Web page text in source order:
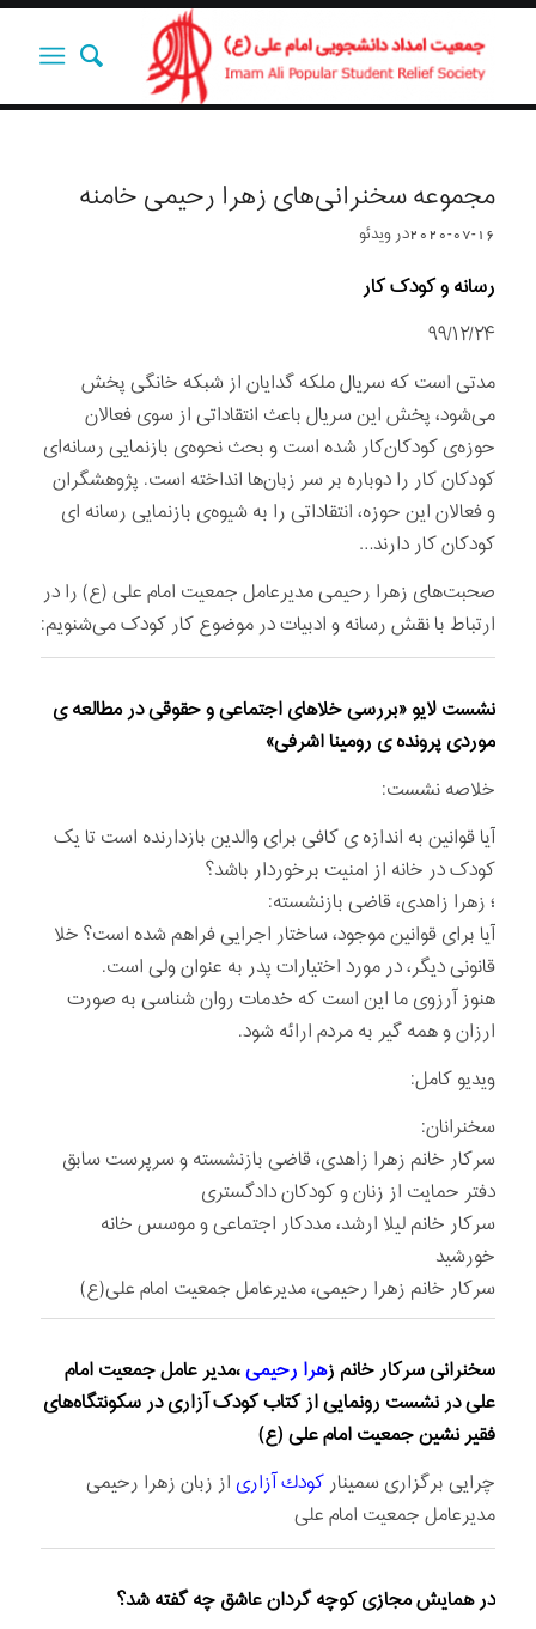
مجموعه سخنرانی‌های زهرا رحیمی خامنه
2020-07-16درویدئو
رسانه و کودک کار
۹۹/۱۲/۲۴
مدتی است که سریال ملکه گدایان از شبکه خانگی پخش
می‌شود، پخش این سریال باعث انتقاداتی از سوی فعالان
حوزه‌ی کودکان‌کار شده است و بحث نحوه‌ی بازنمایی رسانه‌ای
کودکان کار را دوباره بر سر زبان‌ها انداخته است. پژوهشگران
و فعالان این حوزه، انتقاداتی را به شیوه‌ی بازنمایی رسانه ای
کودکان کار دارند…
صحبت‌های زهرا رحیمی مدیرعامل جمعیت امام علی (ع) را در
ارتباط با نقش رسانه و ادبیات در موضوع کار کودک می‌شنویم:
نشست لایو «بررسی خلاهای اجتماعی و حقوقی در مطالعه ی
موردی پرونده ی رومینا اشرفی»
خلاصه نشست:
آیا قوانین به اندازه ی کافی برای والدین بازدارنده است تا یک
کودک در خانه از امنیت برخوردار باشد؟
؛ زهرا زاهدی، قاضی بازنشسته:
آیا برای قوانین موجود، ساختار اجرایی فراهم شده است؟ خلا
قانونی دیگر، در مورد اختیارات پدر به عنوان ولی است.
هنوز آرزوی ما این است که خدمات روان شناسی به صورت
ارزان و همه گیر به مردم ارائه شود.
ویدیو کامل:
سخنرانان:
سرکار خانم زهرا زاهدی، قاضی بازنشسته و سرپرست سابق
دفتر حمایت از زنان و کودکان دادگستری
سرکار خانم لیلا ارشد، مددکار اجتماعی و موسس خانه
خورشید
سرکار خانم زهرا رحیمی، مدیرعامل جمعیت امام علی(ع)
سخنرانی سرکار خانم زهرا رحیمی،مدیر عامل جمعیت امام
علی در نشست رونمایی از کتاب کودک آزاری در سکونتگاه‌های
فقیر نشین جمعیت امام علی (ع)
چرایی برگزاری سمیناركودك آزاری از زبان زهرا رحیمی
مدیرعامل جمعیت امام علی
در همایش مجازی کوچه گردان عاشق چه گفته شد؟